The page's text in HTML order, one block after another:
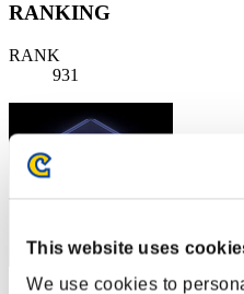
This website uses
We use cookies to
RANKING
RANK
931